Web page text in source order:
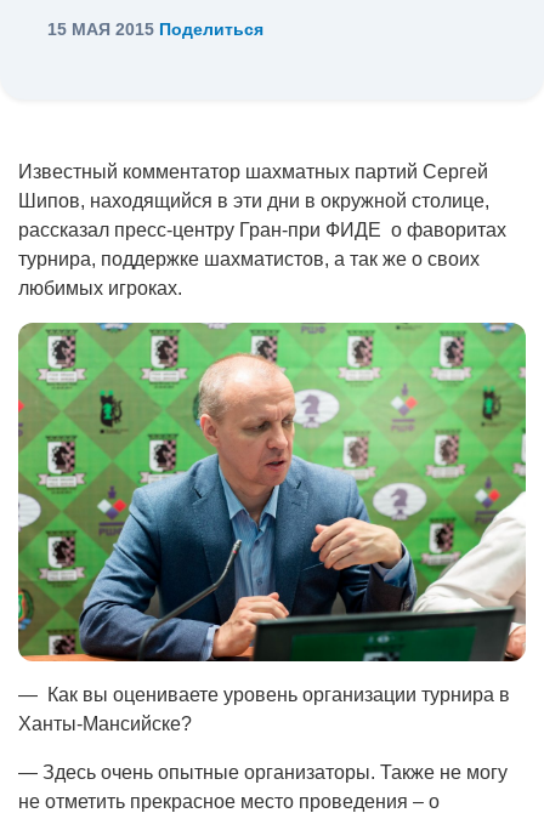
15 МАЯ 2015 Поделиться
Известный комментатор шахматных партий Сергей
Шипов, находящийся в эти дни в окружной столице,
рассказал пресс-центру Гран-при ФИДЕ о фаворитах
турнира, поддержке шахматистов, а так же о своих
любимых игроках.
— Как вы оцениваете уровень организации турнира в
Ханты-Мансийске?
— Здесь очень опытные организаторы. Также не могу
не отметить прекрасное место проведения – о